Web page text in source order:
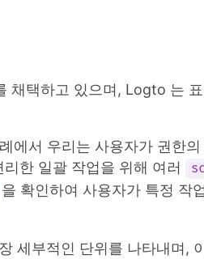
채택하고 있으며, Logto 는
에서 우리는 사용자가 권한
리한 일괄 작업을 위해 여러
을 확인하여 사용자가 특정 작
세부적인 단위를 나타내며,